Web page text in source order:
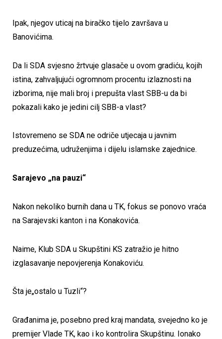
Ipak, njegov uticaj na biračko tijelo završava u
Banovićima.
Da li SDA svjesno žrtvuje glasače u ovom gradiću, kojih
istina, zahvaljujući ogromnom procentu izlaznosti na
izborima, nije mali broj i prepušta vlast SBB-u da bi
pokazali kako je jedini cilj SBB-a vlast?
Istovremeno se SDA ne odriče utjecaja u javnim
preduzećima, udruženjima i dijelu islamske zajednice.
Sarajevo „na pauzi“
Nakon nekoliko burnih dana u TK, fokus se ponovo vraća
na Sarajevski kanton i na Konakovića.
Naime, Klub SDA u Skupštini KS zatražio je hitno
izglasavanje nepovjerenja Konakoviću.
Šta je„ostalo u Tuzli“?
Građanima je, posebno pred kraj mandata, svejedno ko je
premijer Vlade TK, kao i ko kontrolira Skupštinu. Ionako